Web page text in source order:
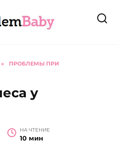
»
ПРОБЛЕМЫ ПРИ
у
НА ЧТЕНИЕ
10 мин